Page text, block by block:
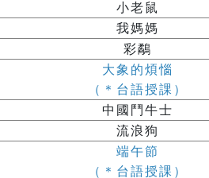
小老鼠
我媽媽
彩鷸
大象的煩惱
（＊台語授課）
中國鬥牛士
流浪狗
端午節
（＊台語授課）